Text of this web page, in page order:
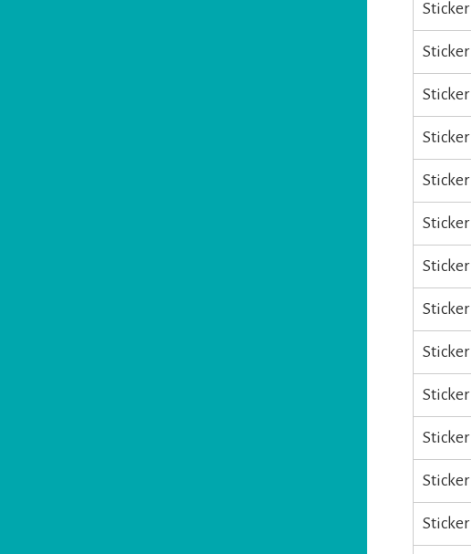
Sticker
Sticker
Sticker
Sticker
Sticker
Sticker
Sticker
Sticker
Sticker
Sticker
Sticker
Sticker
Sticker